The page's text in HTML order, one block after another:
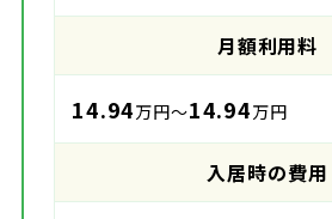
月額利用料
14.94万円～14.94万円
入居時の費用